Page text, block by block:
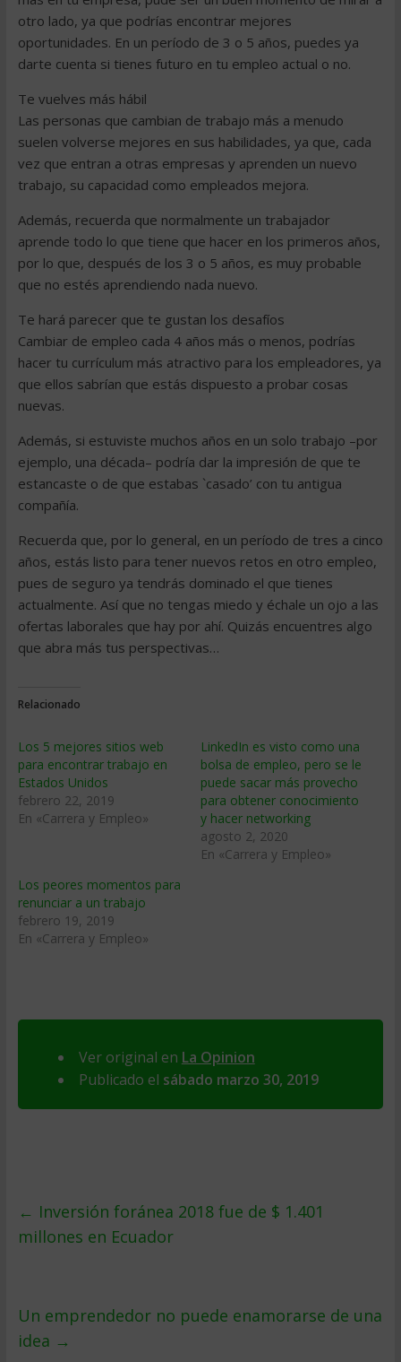
otro lado, ya que podrías encontrar mejores
oportunidades. En un período de 3 o 5 años, puedes ya
darte cuenta si tienes futuro en tu empleo actual o no.
Te vuelves más hábil
Las personas que cambian de trabajo más a menudo
suelen volverse mejores en sus habilidades, ya que, cada
vez que entran a otras empresas y aprenden un nuevo
trabajo, su capacidad como empleados mejora.
Además, recuerda que normalmente un trabajador
aprende todo lo que tiene que hacer en los primeros años,
por lo que, después de los 3 o 5 años, es muy probable
que no estés aprendiendo nada nuevo.
Te hará parecer que te gustan los desafíos
Cambiar de empleo cada 4 años más o menos, podrías
hacer tu currículum más atractivo para los empleadores, ya
que ellos sabrían que estás dispuesto a probar cosas
nuevas.
Además, si estuviste muchos años en un solo trabajo –por
ejemplo, una década– podría dar la impresión de que te
estancaste o de que estabas `casado’ con tu antigua
compañía.
Recuerda que, por lo general, en un período de tres a cinco
años, estás listo para tener nuevos retos en otro empleo,
pues de seguro ya tendrás dominado el que tienes
actualmente. Así que no tengas miedo y échale un ojo a las
ofertas laborales que hay por ahí. Quizás encuentres algo
que abra más tus perspectivas…
Relacionado
Los 5 mejores sitios web
para encontrar trabajo en
Estados Unidos
febrero 22, 2019
En «Carrera y Empleo»
LinkedIn es visto como una
bolsa de empleo, pero se le
puede sacar más provecho
para obtener conocimiento
y hacer networking
agosto 2, 2020
En «Carrera y Empleo»
Los peores momentos para
renunciar a un trabajo
febrero 19, 2019
En «Carrera y Empleo»
Ver original en La Opinion
Publicado el sábado marzo 30, 2019
← Inversión foránea 2018 fue de $ 1.401
millones en Ecuador
Un emprendedor no puede enamorarse de una
idea →